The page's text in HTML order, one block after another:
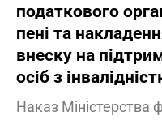
податкового
пенi та
внеску на
осiб з
Наказ Міністерства